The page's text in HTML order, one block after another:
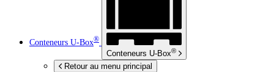
Conteneurs U-Box®
Conteneurs U-Box®
Retour au menu principal